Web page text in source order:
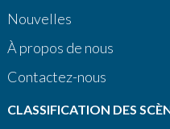
Nouvelles
À propos de nous
Contactez-nous
CLASSIFICATION DES